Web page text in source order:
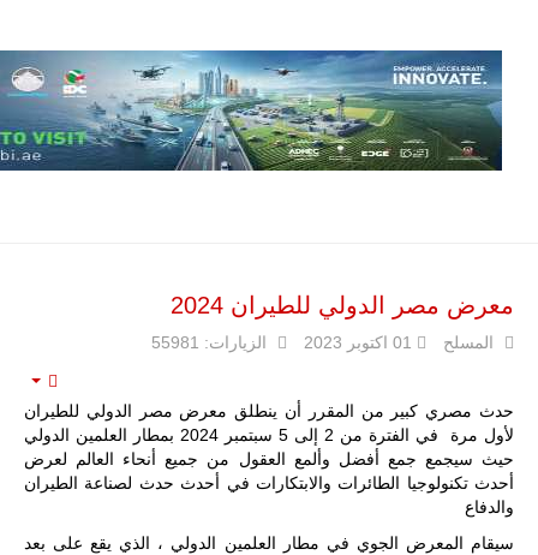
مالي |
مشاركة
المسيرة
قوة الفيلق
الأفريقي في
العصابات في
مالي.
الحرب الجوية
معرض مصر الدولي للطيران 2024
المسلح 01 اكتوبر 2023 الزيارات: 55981
حدث مصري كبير من المقرر أن ينطلق معرض مصر الدولي للطيران
لأول مرة في الفترة من 2 إلى 5 سبتمبر 2024 بمطار العلمين الدولي
حيث سيجمع جمع أفضل وألمع العقول من جميع أنحاء العالم لعرض
أحدث تكنولوجيا الطائرات والابتكارات في أحدث حدث لصناعة الطيران
والدفاع
سيقام المعرض الجوي في مطار العلمين الدولي ، الذي يقع على بعد